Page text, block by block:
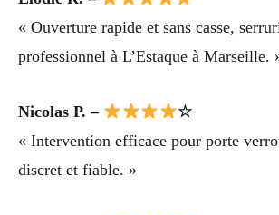
« Ouverture rapide et sans casse,
professionnel à L’Estaque à Marseille.
Nicolas P. –
☆
« Intervention efficace pour porte
discret et fiable. »